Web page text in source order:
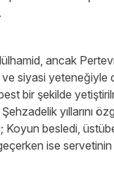
ancak
siyasi yeteneğiyle
bir şekilde
yıllarını
besledi,
ise servetinin